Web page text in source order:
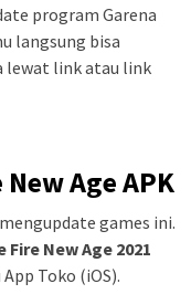
program Garena
langsung bisa
lewat link atau link
Age APK
games ini.
Fire New Age 2021
Toko (iOS).